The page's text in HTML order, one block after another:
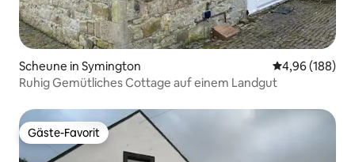
Scheune in Symington
4,96 (188)
Ruhig Gemütliches Cottage auf einem Landgut
Gäste-Favorit
Gäste-Favorit